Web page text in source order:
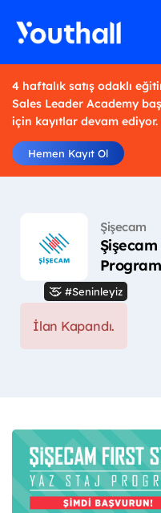
4 haftalık satış odaklı
Sales Leader Academy
için kayıtlar devam ediyor.
Hemen Kayıt Ol
Şişecam
#Seninleyiz
İlan Kapandı.